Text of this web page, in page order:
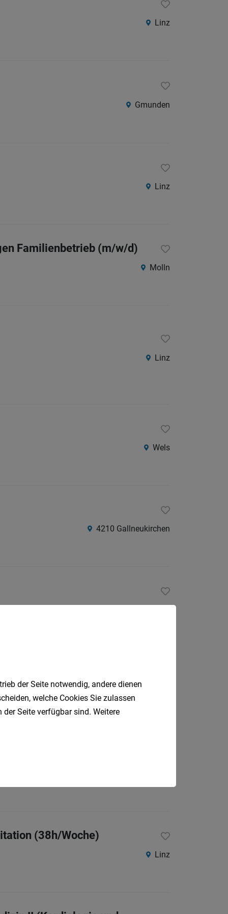
Linz
Gmunden
Linz
Familienbetrieb (m/w/d)
Molln
Linz
Wels
4210 Gallneukirchen
(38h/Woche)
Linz
der Seite notwendig, andere dienen
welche Cookies Sie zulassen
Seite verfügbar sind. Weitere